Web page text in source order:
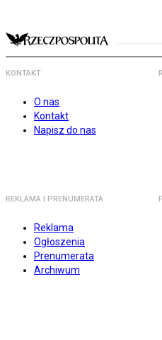
KONTAKT
O nas
Kontakt
Napisz do nas
REKLAMA I PRENUMERATA
Reklama
Ogłoszenia
Prenumerata
Archiwum